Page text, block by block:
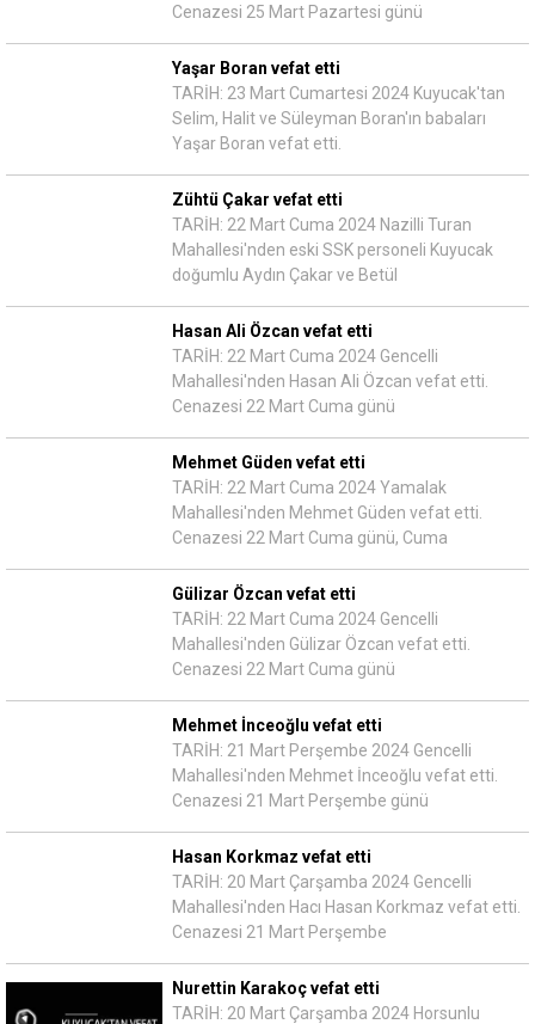
Cenazesi 25 Mart Pazartesi günü
Yaşar Boran vefat etti
TARİH: 23 Mart Cumartesi 2024 Kuyucak'tan
Selim, Halit ve Süleyman Boran'ın babaları
Yaşar Boran vefat etti.
Zühtü Çakar vefat etti
TARİH: 22 Mart Cuma 2024 Nazilli Turan
Mahallesi'nden eski SSK personeli Kuyucak
doğumlu Aydın Çakar ve Betül
Hasan Ali Özcan vefat etti
TARİH: 22 Mart Cuma 2024 Gencelli
Mahallesi'nden Hasan Ali Özcan vefat etti.
Cenazesi 22 Mart Cuma günü
Mehmet Güden vefat etti
TARİH: 22 Mart Cuma 2024 Yamalak
Mahallesi'nden Mehmet Güden vefat etti.
Cenazesi 22 Mart Cuma günü, Cuma
Gülizar Özcan vefat etti
TARİH: 22 Mart Cuma 2024 Gencelli
Mahallesi'nden Gülizar Özcan vefat etti.
Cenazesi 22 Mart Cuma günü
Mehmet İnceoğlu vefat etti
TARİH: 21 Mart Perşembe 2024 Gencelli
Mahallesi'nden Mehmet İnceoğlu vefat etti.
Cenazesi 21 Mart Perşembe günü
Hasan Korkmaz vefat etti
TARİH: 20 Mart Çarşamba 2024 Gencelli
Mahallesi'nden Hacı Hasan Korkmaz vefat etti.
Cenazesi 21 Mart Perşembe
Nurettin Karakoç vefat etti
TARİH: 20 Mart Çarşamba 2024 Horsunlu